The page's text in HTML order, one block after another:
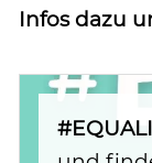
Infos dazu